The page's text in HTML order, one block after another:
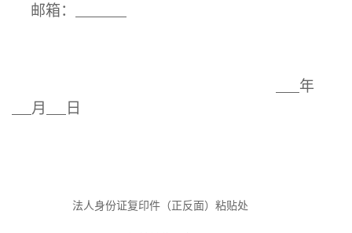
邮箱：
年
月
日
法人身份证复印件（正反面） 粘贴处